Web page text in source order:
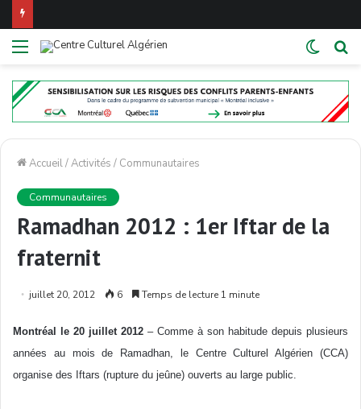
Menu
Switch
Accueil/Activités / Communautaires
Communautaires
Ramadhan 2012 : 1er Iftar de la
fraternit
juillet 20, 2012 6 Temps de lecture 1 minute
Montréal le 20 juillet 2012 – Comme à son habitude depuis plusieurs
années au mois de Ramadhan, le Centre Culturel Algérien (CCA)
organise des Iftars (rupture du jeûne) ouverts au large public.